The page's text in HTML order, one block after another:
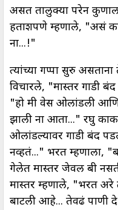
असत तालुक्या परेन
हताशपणे म्हणाले, "असं
ना...!"
त्यांच्या गप्पा सुरु
विचारले, "मास्तर गाडी
"हो मी वेस ओलांडली
झाली ना आता..." रघु
ओलांडल्यावर गाडी बंद
नव्हतं..." भरत म्हणाला,
गेलेत मास्तर जेवल बी
मास्तर म्हणाले, "भरत अरे
बाटली आहे... तेवढं पाणी